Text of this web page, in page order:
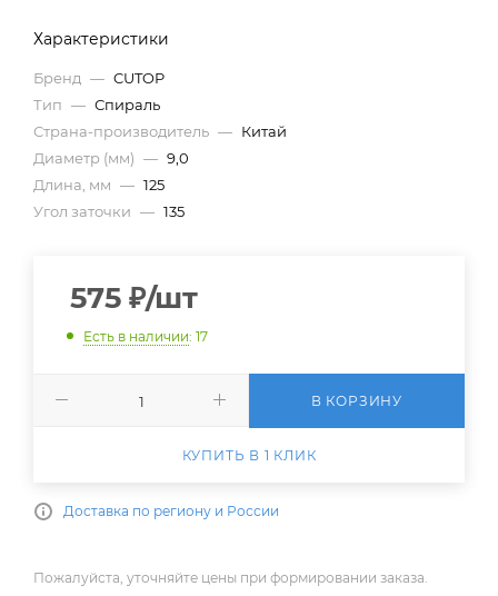
Характеристики
Бренд — CUTOP
Тип — Спираль
Страна-производитель — Китай
Диаметр (мм) — 9,0
Длина, мм — 125
Угол заточки — 135
575 ₽/шт
Есть в наличии: 17
В КОРЗИНУ
КУПИТЬ В 1 КЛИК
Доставка по региону и России
Пожалуйста, уточняйте цены при формировании заказа.